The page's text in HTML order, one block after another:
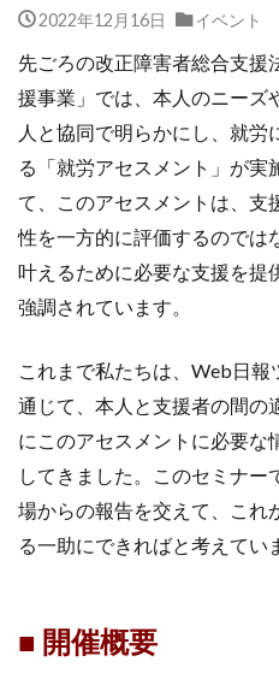
2022年12月16日 イベント
先ごろの改正障害者総合支援
援事業」では、本人のニーズ
人と協同で明らかにし、就労
る「就労アセスメント」が実
て、このアセスメントは、支
性を一方的に評価するのでは
叶えるために必要な支援を提
強調されています。
これまで私たちは、Web日報
通じて、本人と支援者の間の
にこのアセスメントに必要な
してきました。このセミナー
場からの報告を交えて、これ
る一助にできればと考えてい
■ 開催概要